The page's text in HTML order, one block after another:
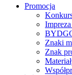
Promocja
Znaki
Znak